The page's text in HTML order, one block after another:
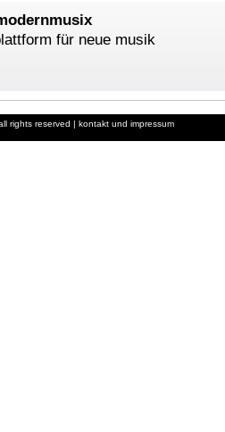
für neue musik
rights reserved | kontakt und impressum